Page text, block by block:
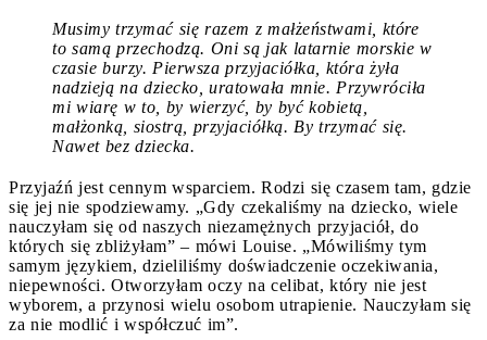
Musimy trzymać się razem z małżeństwami, które
to samą przechodzą. Oni są jak latarnie morskie w
czasie burzy. Pierwsza przyjaciółka, która żyła
nadzieją na dziecko, uratowała mnie. Przywróciła
mi wiarę w to, by wierzyć, by być kobietą,
małżonką, siostrą, przyjaciółką. By trzymać się.
Nawet bez dziecka.
Przyjaźń jest cennym wsparciem. Rodzi się czasem tam, gdzie
się jej nie spodziewamy. „Gdy czekaliśmy na dziecko, wiele
nauczyłam się od naszych niezamężnych przyjaciół, do
których się zbliżyłam” – mówi Louise. „Mówiliśmy tym
samym językiem, dzieliliśmy doświadczenie oczekiwania,
niepewności. Otworzyłam oczy na celibat, który nie jest
wyborem, a przynosi wielu osobom utrapienie. Nauczyłam się
za nie modlić i współczuć im”.